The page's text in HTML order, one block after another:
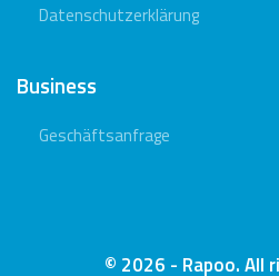
Datenschutzerklärung
Business
Geschäftsanfrage
© 2026 - Rapoo. All